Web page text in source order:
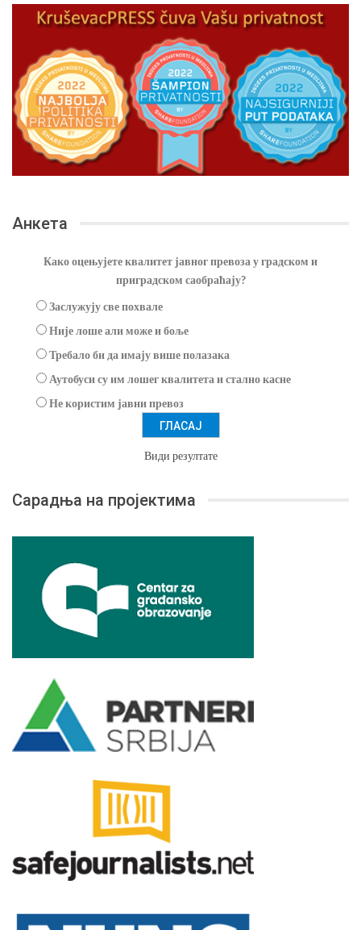
Анкета
Како оцењујете квалитет јавног превоза у градском и
приградском саобраћају?
Заслужују све похвале
Није лоше али може и боље
Требало би да имају више полазака
Аутобуси су им лошег квалитета и стално касне
Не користим јавни превоз
Види резултате
Сарадња на пројектима